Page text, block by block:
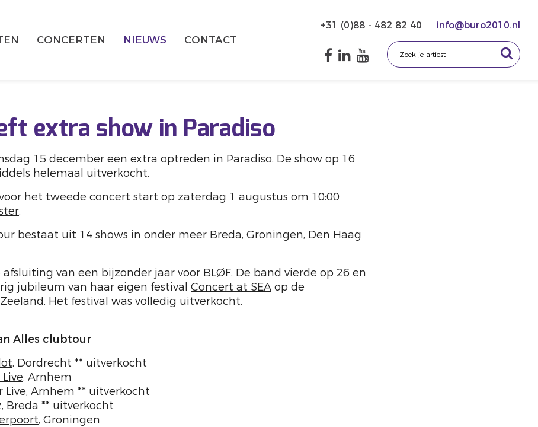
CONCERTEN NIEUWS CONTACT
+31 (0)88 - 482 82 40 info@buro2010.nl
extra show in Paradiso
15 december een extra optreden in Paradiso. De show op 16
helemaal uitverkocht.
het tweede concert start op zaterdag 1 augustus om 10:00
.
bestaat uit 14 shows in onder meer Breda, Groningen, Den Haag
van een bijzonder jaar voor BLØF. De band vierde op 26 en
jubileum van haar eigen festival Concert at SEA op de
Het festival was volledig uitverkocht.
Alles clubtour
, Dordrecht ** uitverkocht
, Arnhem
Live, Arnhem ** uitverkocht
, Breda ** uitverkocht
, Groningen